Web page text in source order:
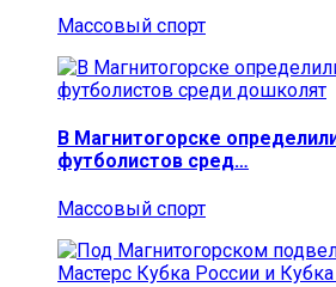
Массовый спорт
В Магнитогорске
футболистов сред…
Массовый спорт